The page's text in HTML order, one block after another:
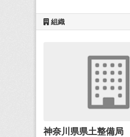
組織
神奈川県県土整備局